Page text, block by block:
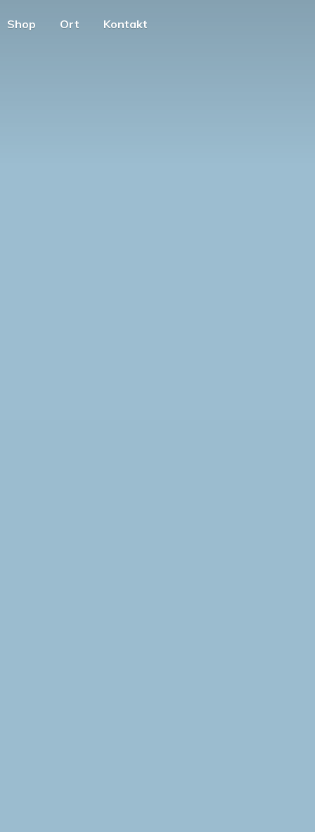
Shop Ort Kontakt